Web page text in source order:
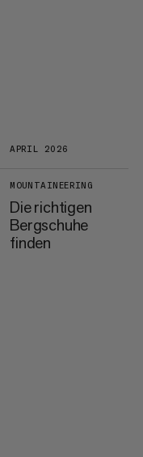
APRIL 2026
MOUNTAINEERING
Die richtigen
Bergschuhe
finden